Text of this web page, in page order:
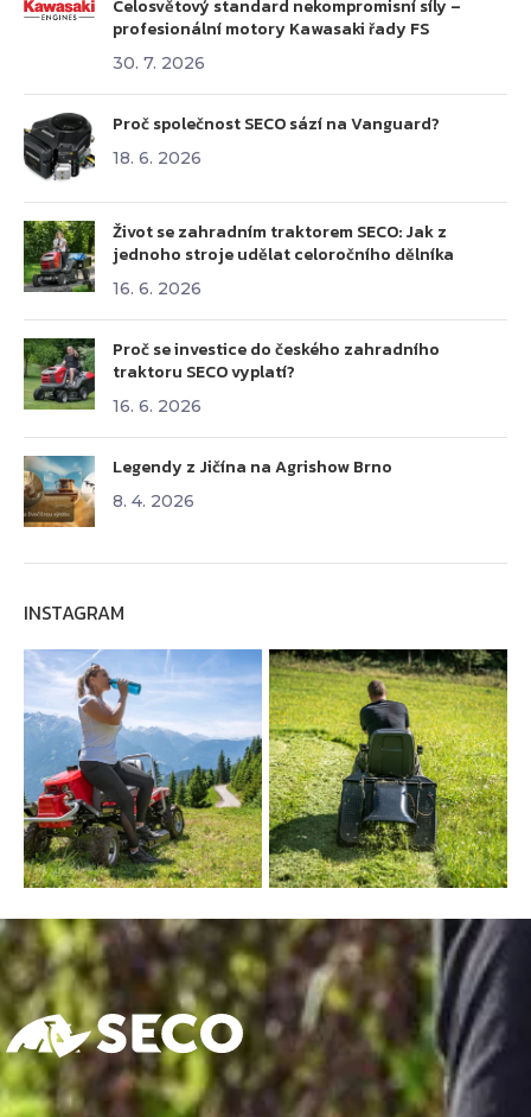
Celosvětový standard nekompromisní síly –
profesionální motory Kawasaki řady FS
30. 7. 2026
Proč společnost SECO sází na Vanguard?
18. 6. 2026
Život se zahradním traktorem SECO: Jak z
jednoho stroje udělat celoročního dělníka
16. 6. 2026
Proč se investice do českého zahradního
traktoru SECO vyplatí?
16. 6. 2026
Legendy z Jičína na Agrishow Brno
8. 4. 2026
INSTAGRAM